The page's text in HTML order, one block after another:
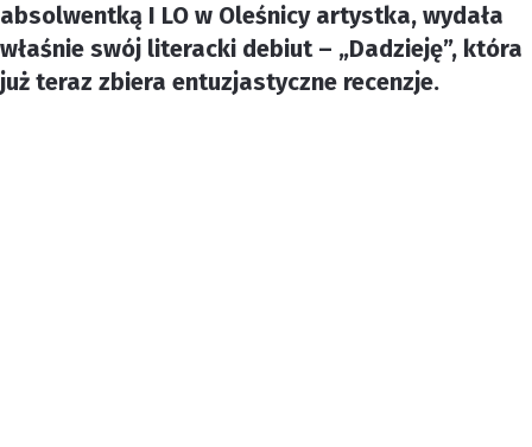
absolwentką I LO w Oleśnicy artystka, wydała
właśnie swój literacki debiut – „Dadzieję”, która
już teraz zbiera entuzjastyczne recenzje.